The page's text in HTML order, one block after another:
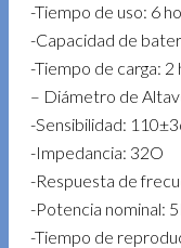
-Tiempo de uso: 6
-Capacidad de
-Tiempo de carga: 2
– Diámetro de
-Sensibilidad:
-Impedancia: 32O
-Respuesta de
-Potencia nominal:
-Tiempo de